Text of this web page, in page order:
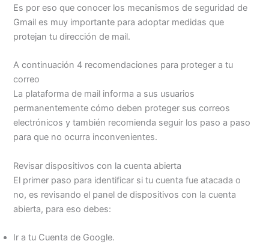
Es por eso que conocer los mecanismos de seguridad de
Gmail es muy importante para adoptar medidas que
protejan tu dirección de mail.
A continuación 4 recomendaciones para proteger a tu
correo
La plataforma de mail informa a sus usuarios
permanentemente cómo deben proteger sus correos
electrónicos y también recomienda seguir los paso a paso
para que no ocurra inconvenientes.
Revisar dispositivos con la cuenta abierta
El primer paso para identificar si tu cuenta fue atacada o
no, es revisando el panel de dispositivos con la cuenta
abierta, para eso debes:
Ir a tu Cuenta de Google.